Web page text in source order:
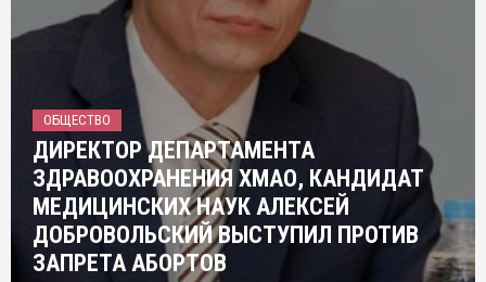
ОБЩЕСТВО
ДИРЕКТОР ДЕПАРТАМЕНТА
ЗДРАВООХРАНЕНИЯ ХМАО, КАНДИДАТ
МЕДИЦИНСКИХ НАУК АЛЕКСЕЙ
ДОБРОВОЛЬСКИЙ ВЫСТУПИЛ ПРОТИВ
ЗАПРЕТА АБОРТОВ